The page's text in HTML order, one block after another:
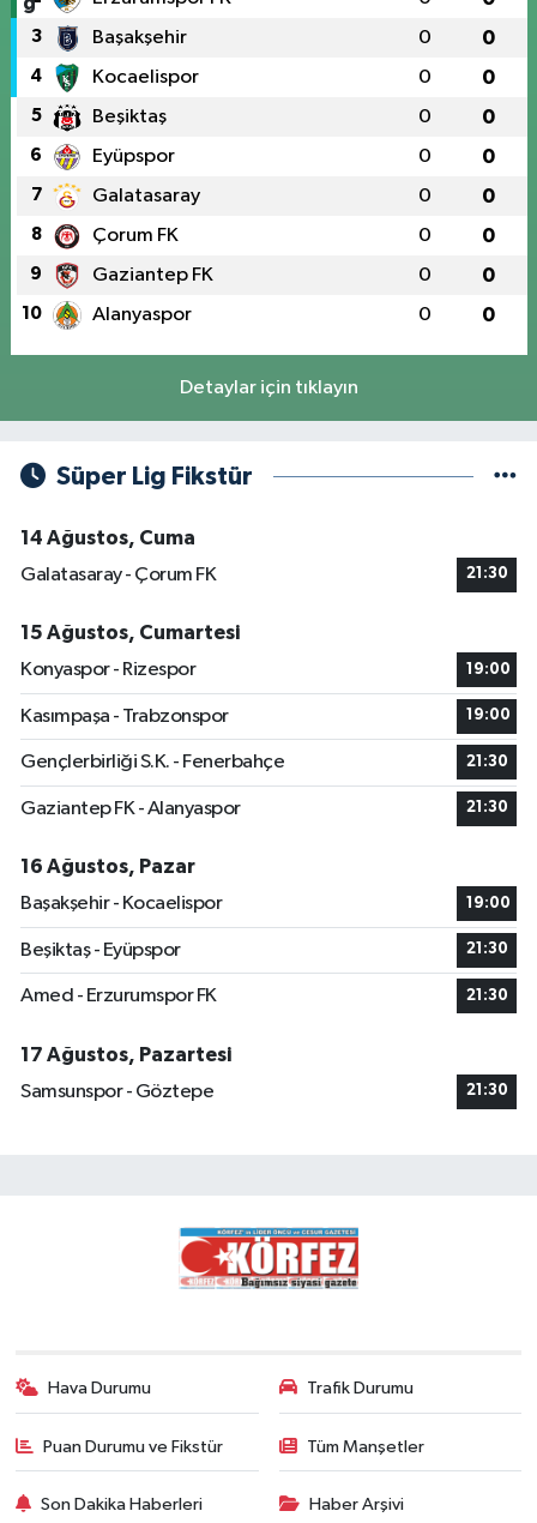
3 Başakşehir 0 0
4 Kocaelispor 0 0
5 Beşiktaş 0 0
6 Eyüpspor 0 0
7 Galatasaray 0 0
8 Çorum FK 0 0
9 Gaziantep FK 0 0
10 Alanyaspor 0 0
Detaylar için tıklayın
Süper Lig Fikstür
14 Ağustos, Cuma
Galatasaray - Çorum FK
21:30
15 Ağustos, Cumartesi
Konyaspor - Rizespor
19:00
Kasımpaşa - Trabzonspor 19:00
Gençlerbirliği S.K. - Fenerbahçe 21:30
Gaziantep FK - Alanyaspor 21:30
16 Ağustos, Pazar
Başakşehir - Kocaelispor
19:00
Beşiktaş - Eyüpspor 21:30
Amed - Erzurumspor FK 21:30
17 Ağustos, Pazartesi
Samsunspor - Göztepe
21:30
Hava Durumu Trafik Durumu
Puan Durumu ve Fikstür Tüm Manşetler
Son Dakika Haberleri Haber Arşivi